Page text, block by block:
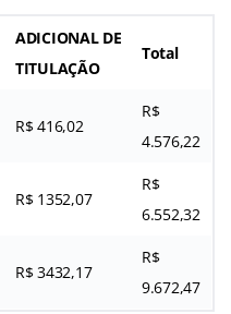
ADICIONAL DE
TITULAÇÃO
Total
R$ 416,02
R$
4.576,22
R$ 1352,07
R$
6.552,32
R$ 3432,17
R$
9.672,47